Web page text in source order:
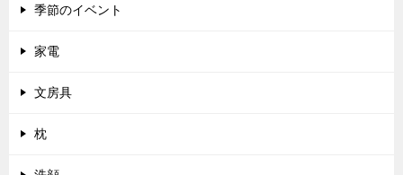
季節のイベント
家電
文房具
枕